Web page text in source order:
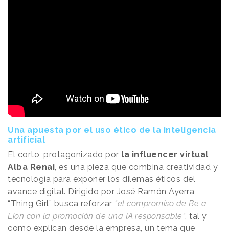
Una apuesta por el uso ético de la inteligencia
artificial
El corto, protagonizado por la influencer virtual
Alba Renai, es una pieza que combina creatividad y
tecnología para exponer los dilemas éticos del
avance digital. Dirigido por José Ramón Ayerra,
“Thing Girl” busca reforzar “el compromiso de Be a
Lion con la promoción de una IA responsable”, tal y
como explican desde la empresa, un tema que